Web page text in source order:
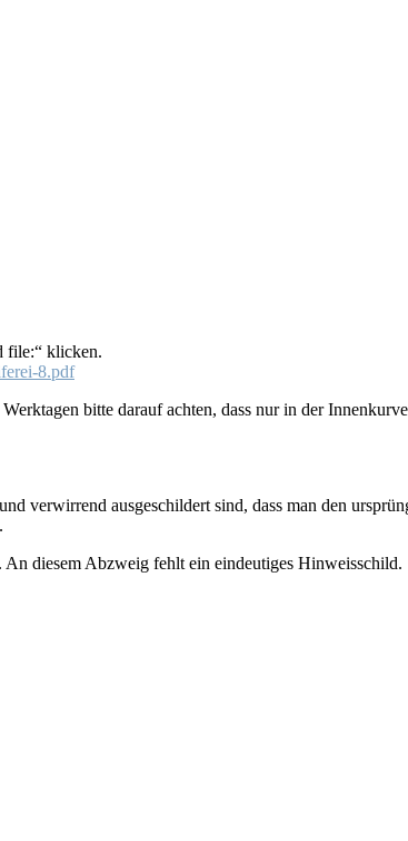
file:“ klicken.
8.pdf
bitte darauf achten, dass nur in der
verwirrend ausgeschildert sind, dass man den
diesem Abzweig fehlt ein eindeutiges Hinweisschild.